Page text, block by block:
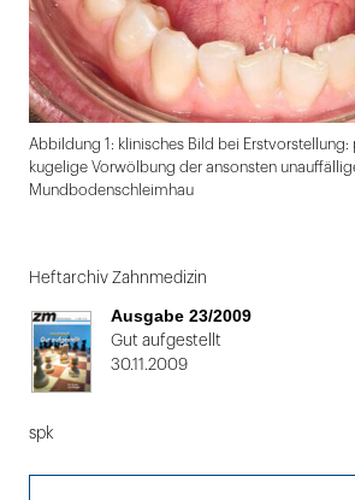
Abbildung 1: klinisches Bild bei Erstvorstellung:
kugelige Vorwölbung der ansonsten
Mundbodenschleimhau
1
von
2
Heftarchiv Zahnmedizin
Ausgabe 23/2009
Gut aufgestellt
30.11.2009
spk